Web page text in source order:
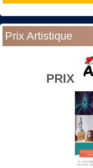
Prix Artistique
PRIX